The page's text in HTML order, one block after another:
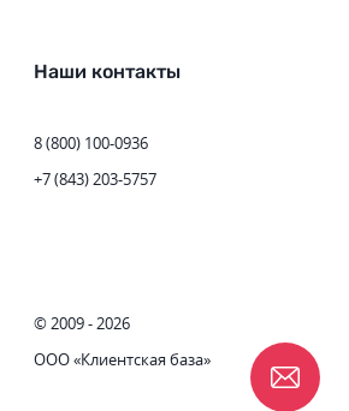
Наши контакты
8 (800) 100-0936
+7 (843) 203-5757
© 2009 - 2026
ООО «Клиентская база»